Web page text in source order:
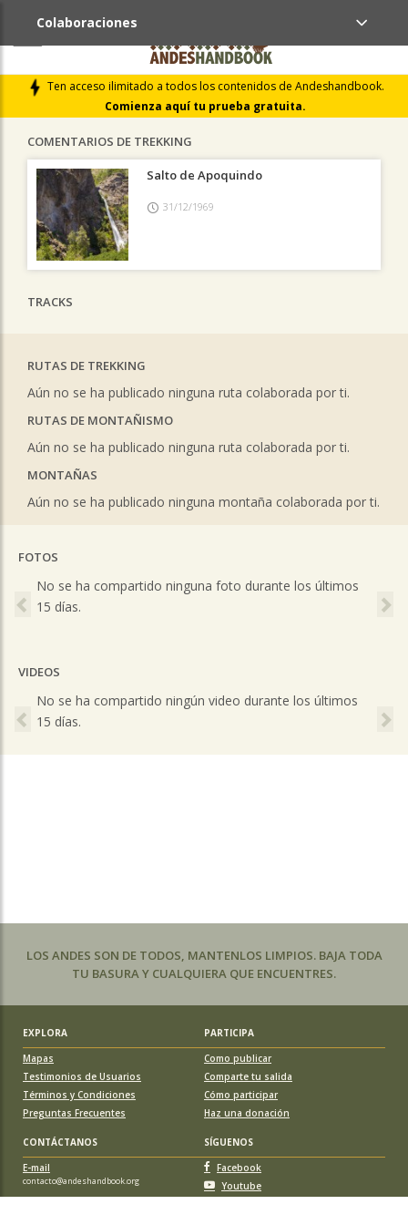
Ten acceso ilimitado a todos los contenidos de Andeshandbook.
Comienza aquí tu prueba gratuita.
Colaboraciones
ÚLTIMAS COLABORACIONES PUBLICADAS
LIBROS DE CUMBRES
COMENTARIOS DE TREKKING
Salto de Apoquindo
31/12/1969
TRACKS
RUTAS DE TREKKING
Aún no se ha publicado ninguna ruta colaborada por ti.
RUTAS DE MONTAÑISMO
Aún no se ha publicado ninguna ruta colaborada por ti.
MONTAÑAS
Aún no se ha publicado ninguna montaña colaborada por ti.
FOTOS
No se ha compartido ninguna foto durante los últimos
15 días.
Previous
VIDEOS
No se ha compartido ningún video durante los últimos
15 días.
Previous
LOS ANDES SON DE TODOS, MANTENLOS LIMPIOS. BAJA TODA
TU BASURA Y CUALQUIERA QUE ENCUENTRES.
EXPLORA
PARTICIPA
Mapas
Testimonios de Usuarios
Términos y Condiciones
Preguntas Frecuentes
Como publicar
Comparte tu salida
Cómo participar
Haz una donación
CONTÁCTANOS
SÍGUENOS
E-mail
contacto@andeshandbook.org
Facebook
Youtube